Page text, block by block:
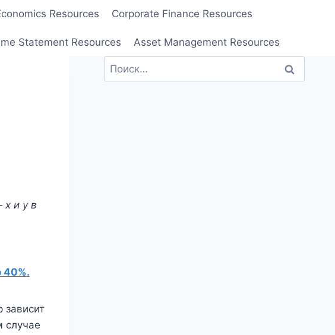
Resources Corporate Finance Resources
Statement Resources Asset Management Resources
x и y в
40%.
зависит
случае
Найти: